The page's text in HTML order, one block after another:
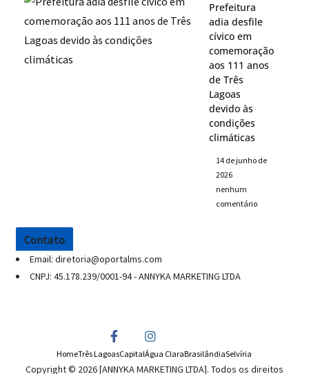
Prefeitura
adia desfile
cívico em
comemoração
aos 111 anos
de Três
Lagoas
devido às
condições
climáticas
14 de junho de
2026
nenhum
comentário
Contato
Email: diretoria@oportalms.com
CNPJ: 45.178.239/0001-94 - ANNYKA MARKETING LTDA
HomeTrês LagoasCapitalÁgua ClaraBrasilândiaSelvíria
Copyright © 2026 [ANNYKA MARKETING LTDA]. Todos os direitos